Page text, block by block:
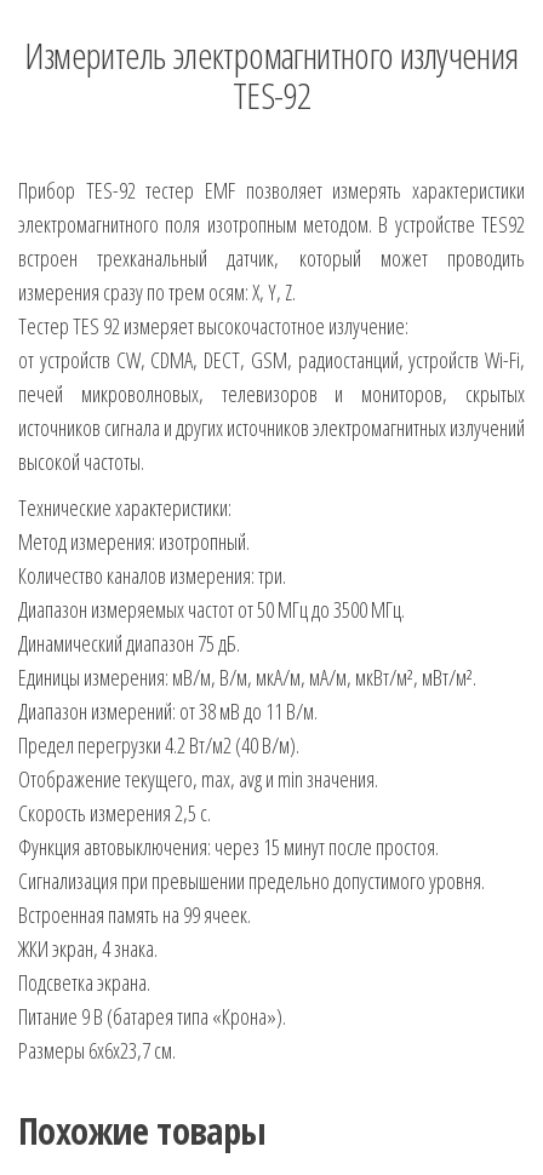
Измеритель электромагнитного излучения
TES-92
Прибор TES-92 тестер EMF позволяет измерять характеристики
электромагнитного поля изотропным методом. В устройстве TES92
встроен трехканальный датчик, который может проводить
измерения сразу по трем осям: X, Y, Z.
Тестер TES 92 измеряет высокочастотное излучение:
от устройств CW, CDMA, DECT, GSM, радиостанций, устройств Wi-Fi,
печей микроволновых, телевизоров и мониторов, скрытых
источников сигнала и других источников электромагнитных излучений
высокой частоты.
Технические характеристики:
Метод измерения: изотропный.
Количество каналов измерения: три.
Диапазон измеряемых частот от 50 МГц до 3500 МГц.
Динамический диапазон 75 дБ.
Единицы измерения: мВ/м, В/м, мкА/м, мА/м, мкВт/м², мВт/м².
Диапазон измерений: от 38 мВ до 11 В/м.
Предел перегрузки 4.2 Вт/м2 (40 В/м).
Отображение текущего, max, avg и min значения.
Скорость измерения 2,5 с.
Функция автовыключения: через 15 минут после простоя.
Сигнализация при превышении предельно допустимого уровня.
Встроенная память на 99 ячеек.
ЖКИ экран, 4 знака.
Подсветка экрана.
Питание 9 В (батарея типа «Крона»).
Размеры 6х6х23,7 см.
Похожие товары